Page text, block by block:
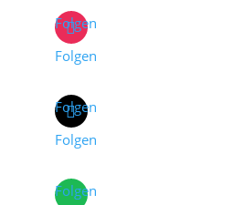
Folgen
Folgen
Folgen
Folgen
Folgen